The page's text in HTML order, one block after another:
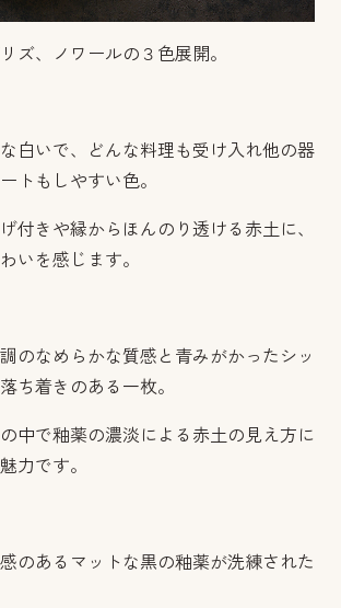
ズ、ノワールの３色展開。
白いで、どんな料理も受け入れ他の器
トもしやすい色。
付きや縁からほんのり透ける赤土に、
いを感じます。
のなめらかな質感と青みがかったシッ
ち着きのある一枚。
中で釉薬の濃淡による赤土の見え方に
力です。
のあるマットな黒の釉薬が洗練された